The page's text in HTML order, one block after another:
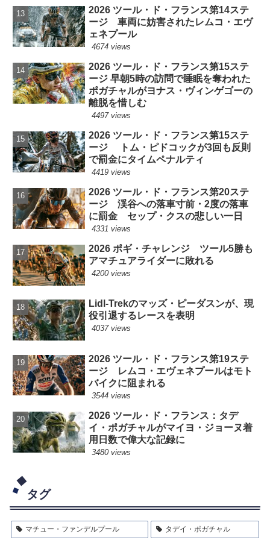
2026 ツール・ド・フランス第14ステ
ージ 車両に妨害されたレムコ・エヴ
ェネプール
4674 views
2026 ツール・ド・フランス第15ステ
ージ 早朝5時の訪問で睡眠を奪われた
ポガチャルがヨナス・ヴィンゲゴーの
離脱を惜しむ
4497 views
2026 ツール・ド・フランス第15ステ
ージ トム・ピドコックが3回も反則
で罰金にタイムペナルティ
4419 views
2026 ツール・ド・フランス第20ステ
ージ 渓谷への落車寸前・2度の落車
に罰金 セップ・クスの悲しい一日
4331 views
2026 ポギ・チャレンジ ツール5勝も
アマチュアライダーに敗れる
4200 views
Lidl-Trekのマッズ・ピーダスンが、現
役引退するレースを表明
4037 views
2026 ツール・ド・フランス第19ステ
ージ レムコ・エヴェネプールはモト
バイクに阻まれる
3544 views
2026 ツール・ド・フランス：タデ
イ・ポガチャルがマイヨ・ジョーヌ着
用日数で偉大な記録に
3480 views
タグ
マチュー・ファンデルプール タデイ・ポガチャル